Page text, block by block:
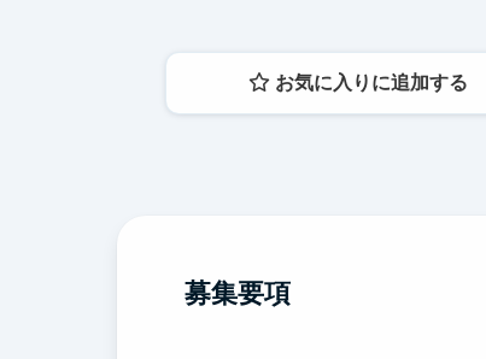
お気に入りに追加する
募集要項